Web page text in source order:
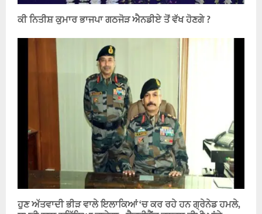
ਕੀ ਨਿਤੀਸ਼ ਕੁਮਾਰ ਭਾਜਪਾ ਗਠਜੋੜ ਐਨਡੀਏ ਤੋਂ ਵੱਖ ਹੋਣਗੇ ?
ਹੁਣ ਅੱਤਵਾਦੀ ਭੀੜ ਵਾਲੇ ਇਲਾਕਿਆਂ ‘ਚ ਕਰ ਰਹੇ ਹਨ ਗ੍ਰੇਨੇਡ ਹਮਲੇ,